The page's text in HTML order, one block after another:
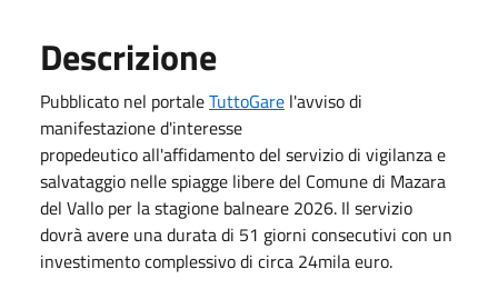
Descrizione
Pubblicato nel portaleTuttoGare l'avviso di
manifestazione d'interesse
propedeutico all'affidamento del servizio di vigilanza e
salvataggio nelle spiagge libere del Comune di Mazara
del Vallo per la stagione balneare 2026. Il servizio
dovrà avere una durata di 51 giorni consecutivi con un
investimento complessivo di circa 24mila euro.